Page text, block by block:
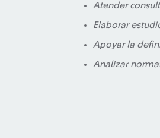
Atender
Elaborar
Apoyar la
Analizar